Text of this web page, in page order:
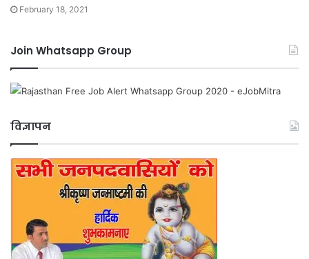
February 18, 2021
Join Whatsapp Group
विज्ञापन